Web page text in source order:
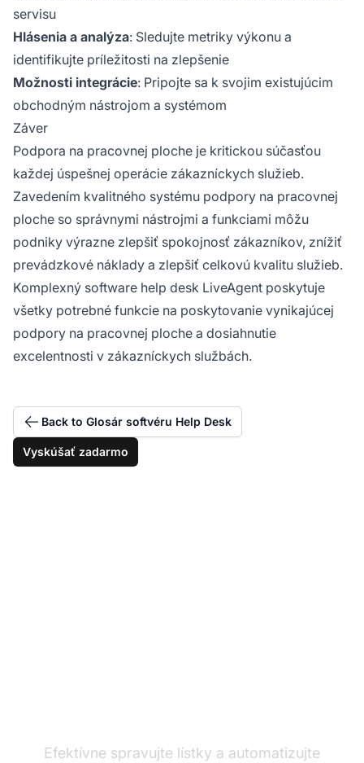
servisu
Hlásenia a analýza: Sledujte metriky výkonu a
identifikujte príležitosti na zlepšenie
Možnosti integrácie: Pripojte sa k svojim existujúcim
obchodným nástrojom a systémom
Záver
Podpora na pracovnej ploche je kritickou súčasťou
každej úspešnej operácie zákazníckych služieb.
Zavedením kvalitného systému podpory na pracovnej
ploche so správnymi nástrojmi a funkciami môžu
podniky výrazne zlepšiť spokojnosť zákazníkov, znížiť
prevádzkové náklady a zlepšiť celkovú kvalitu služieb.
Komplexný software help desk LiveAgent poskytuje
všetky potrebné funkcie na poskytovanie vynikajúcej
podpory na pracovnej ploche a dosiahnutie
excelentnosti v zákazníckych službách.
Back to Glosár softvéru Help Desk
Vyskúšať zadarmo
Efektívne spravujte lístky a automatizujte